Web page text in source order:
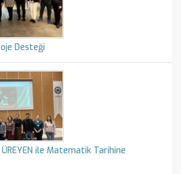
Desteği
ile Matematik Tarihine